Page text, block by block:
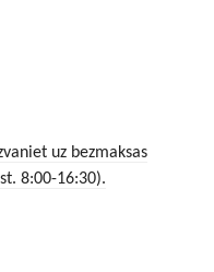
uz bezmaksas
8:00-16:30).